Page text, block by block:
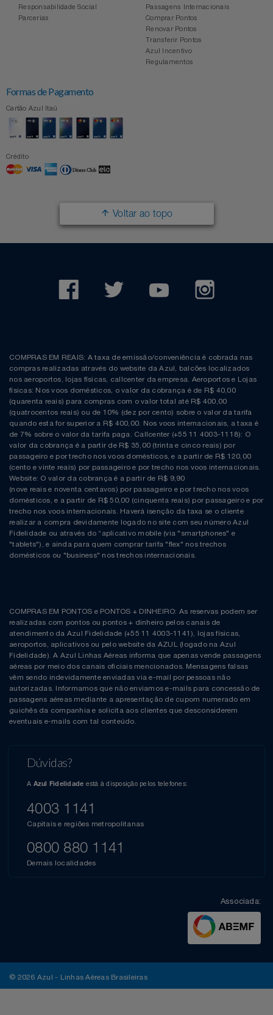
Responsabilidade Social
Parcerias
Passagens Internacionais
Comprar Pontos
Renovar Pontos
Transferir Pontos
Azul Incentivo
Regulamentos
Formas de Pagamento
Cartão Azul Itaú
Crédito
Voltar ao topo
COMPRAS EM REAIS: A taxa de emissão/conveniência é cobrada nas
compras realizadas através do website da Azul, balcões localizados
nos aeroportos, lojas físicas, callcenter da empresa. Aeroportos e Lojas
físicas: Nos voos domésticos, o valor da cobrança é de R$ 40,00
(quarenta reais) para compras com o valor total até R$ 400,00
(quatrocentos reais) ou de 10% (dez por cento) sobre o valor da tarifa
quando esta for superior a R$ 400,00. Nos voos internacionais, a taxa é
de 7% sobre o valor da tarifa paga. Callcenter (+55 11 4003-1118): O
valor da cobrança é a partir de R$ 35,00 (trinta e cinco reais) por
passageiro e por trecho nos voos domésticos, e a partir de R$ 120,00
(cento e vinte reais) por passageiro e por trecho nos voos internacionais.
Website: O valor da cobrança é a partir de R$ 9,90
(nove reais e noventa centavos) por passageiro e por trecho nos voos
domésticos, e a partir de R$ 50,00 (cinquenta reais) por passageiro e por
trecho nos voos internacionais. Haverá isenção da taxa se o cliente
realizar a compra devidamente logado no site com seu número Azul
Fidelidade ou através do “aplicativo mobile (via "smartphones" e
"tablets"), e ainda para quem comprar tarifa "flex" nos trechos
domésticos ou "business" nos trechos internacionais.
COMPRAS EM PONTOS e PONTOS + DINHEIRO: As reservas podem ser
realizadas com pontos ou pontos + dinheiro pelos canais de
atendimento da Azul Fidelidade (+55 11 4003-1141), lojas físicas,
aeroportos, aplicativos ou pelo website da AZUL (logado na Azul
Fidelidade). A Azul Linhas Aéreas informa que apenas vende passagens
aéreas por meio dos canais oficiais mencionados. Mensagens falsas
vêm sendo indevidamente enviadas via e-mail por pessoas não
autorizadas. Informamos que não enviamos e-mails para concessão de
passagens aéreas mediante a apresentação de cupom numerado em
guichês da companhia e solicita aos clientes que desconsiderem
eventuais e-mails com tal conteúdo.
Dúvidas?
A Azul Fidelidade está à disposição pelos telefones:
4003 1141
Capitais e regiões metropolitanas
0800 880 1141
Demais localidades
Associada:
© 2026 Azul - Linhas Aéreas Brasileiras